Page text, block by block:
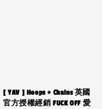
[ YAV ] Hoops + Chains 英國
官方授權經銷 FUCK OFF 愛